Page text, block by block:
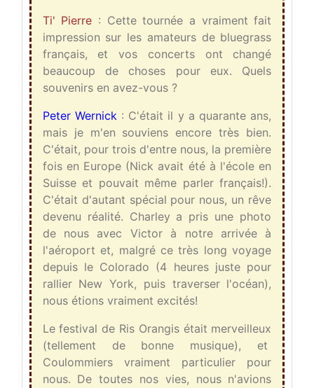
Ti' Pierre : Cette tournée a vraiment fait
impression sur les amateurs de bluegrass
français, et vos concerts ont changé
beaucoup de choses pour eux. Quels
souvenirs en avez-vous ?
Peter Wernick : C'était il y a quarante ans,
mais je m'en souviens encore très bien.
C'était, pour trois d'entre nous, la première
fois en Europe (Nick avait été à l'école en
Suisse et pouvait même parler français!).
C'était d'autant spécial pour nous, un rêve
devenu réalité. Charley a pris une photo
de nous avec Victor à notre arrivée à
l'aéroport et, malgré ce très long voyage
depuis le Colorado (4 heures juste pour
rallier New York, puis traverser l'océan),
nous étions vraiment excités!
Le festival de Ris Orangis était merveilleux
(tellement de bonne musique), et
Coulommiers vraiment particulier pour
nous. De toutes nos vies, nous n'avions